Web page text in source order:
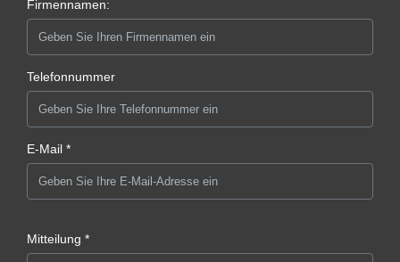
Firmennamen:
Telefonnummer
E-Mail *
Mitteilung *